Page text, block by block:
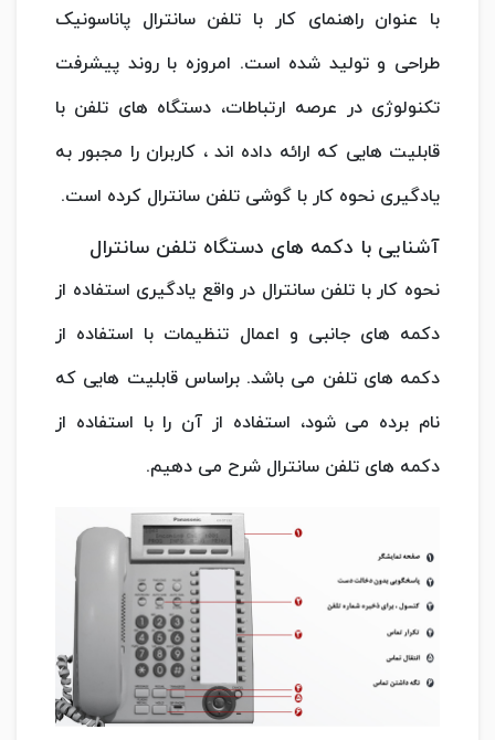
با عنوان راهنمای کار با تلفن سانترال پاناسونیک
طراحی و تولید شده است. امروزه با روند پیشرفت
تکنولوژی در عرصه ارتباطات، دستگاه های تلفن با
قابلیت هایی که ارائه داده اند ، کاربران را مجبور به
یادگیری نحوه کار با گوشی تلفن سانترال کرده است.
آشنایی با دکمه های دستگاه تلفن سانترال
نحوه کار با تلفن سانترال در واقع یادگیری استفاده از
دکمه های جانبی و اعمال تنظیمات با استفاده از
دکمه های تلفن می باشد. براساس قابلیت هایی که
نام برده می شود، استفاده از آن را با استفاده از
دکمه های تلفن سانترال شرح می دهیم.